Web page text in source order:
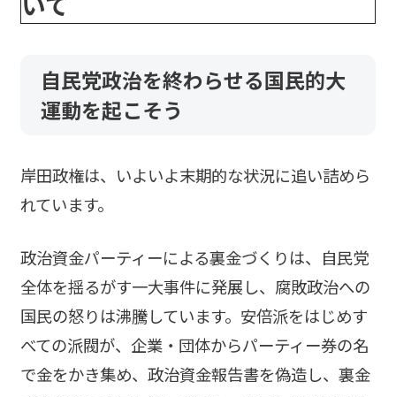
自民党政治を終わらせる国民的大
運動を起こそう
岸田政権は、いよいよ末期的な状況に追い詰めら
れています。
政治資金パーティーによる裏金づくりは、自民党
全体を揺るがす一大事件に発展し、腐敗政治への
国民の怒りは沸騰しています。安倍派をはじめす
べての派閥が、企業・団体からパーティー券の名
で金をかき集め、政治資金報告書を偽造し、裏金